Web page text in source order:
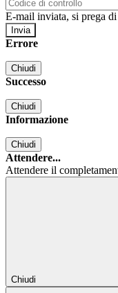
E-mail inviata, si prega
Errore
Chiudi
Successo
Chiudi
Informazione
Chiudi
Attendere...
Attendere il
Chiudi